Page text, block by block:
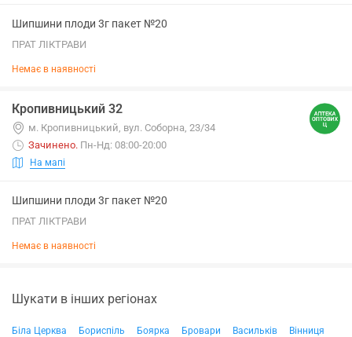
Шипшини плоди 3г пакет №20
ПРАТ ЛІКТРАВИ
Немає в наявності
Кропивницький 32
м. Кропивницький, вул. Соборна, 23/34
Зачинено. Пн-Нд: 08:00-20:00
На мапі
Шипшини плоди 3г пакет №20
ПРАТ ЛІКТРАВИ
Немає в наявності
Шукати в інших регіонах
Біла Церква Бориспіль Боярка Бровари Васильків
Вінниця